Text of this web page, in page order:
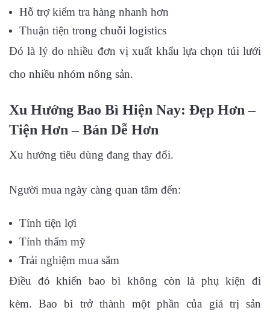
Hỗ trợ kiểm tra hàng nhanh hơn
Thuận tiện trong chuỗi logistics
Đó là lý do nhiều đơn vị xuất khẩu lựa chọn túi lưới
cho nhiều nhóm nông sản.
Xu Hướng Bao Bì Hiện Nay: Đẹp Hơn –
Tiện Hơn – Bán Dễ Hơn
Xu hướng tiêu dùng đang thay đổi.
Người mua ngày càng quan tâm đến:
Tính tiện lợi
Tính thẩm mỹ
Trải nghiệm mua sắm
Điều đó khiến bao bì không còn là phụ kiện đi
kèm.Bao bì trở thành một phần của giá trị sản